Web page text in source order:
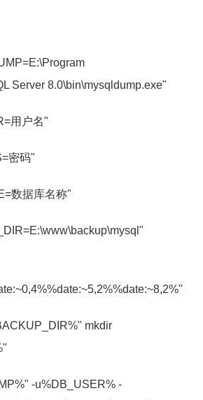
Server 8.0\bin\mysqldump.exe"
用户名"
密码"
数据库名称"
mkdir
-u%DB_USER% -